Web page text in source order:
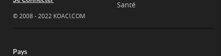
© 2008 - 2022 KOACI.COM
Santé
Pays